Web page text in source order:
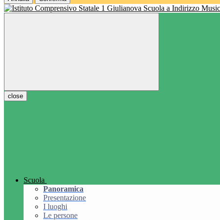
Scuola a Indirizzo
close
Scuola
Panoramica
Presentazione
I luoghi
Le persone